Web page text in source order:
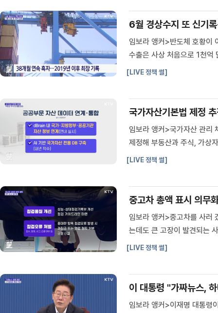
6월 경상수지 또 신기록
임보라 앵커>반도체 호황이
수출은 사상 처음으로 1천억
로, 역대 가장 많았습니다.
[LIVE 정책 썰]
국가자산기본법 제정 추
임보라 앵커>국가자산 관리
제정해 부동산과 주식, 가상
정리했습니다.조태영 기자>
[LIVE 정책 썰]
중고차 총액 표시 의무
임보라 앵커>중고차를 사러
는데도 큰 고장이 발견되는
해 중고차 거래 제도를 전면
[LIVE 정책 썰]
이 대통령 "가짜뉴스,
임보라 앵커>이재명 대통령